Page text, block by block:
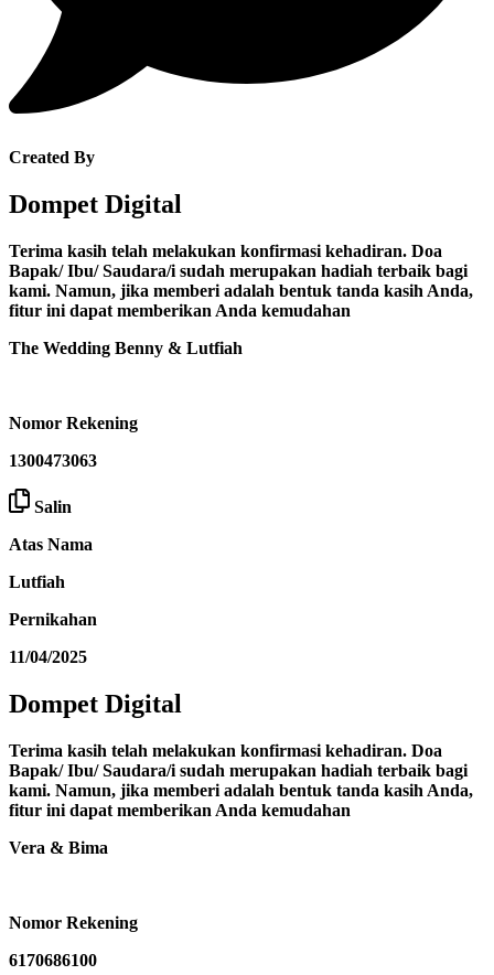
Created By
Dompet Digital
Terima kasih telah melakukan konfirmasi kehadiran. Doa
Bapak/ Ibu/ Saudara/i sudah merupakan hadiah terbaik bagi
kami. Namun, jika memberi adalah bentuk tanda kasih Anda,
fitur ini dapat memberikan Anda kemudahan
The Wedding Benny & Lutfiah
Nomor Rekening
1300473063
Salin
Atas Nama
Lutfiah
Pernikahan
11/04/2025
Dompet Digital
Terima kasih telah melakukan konfirmasi kehadiran. Doa
Bapak/ Ibu/ Saudara/i sudah merupakan hadiah terbaik bagi
kami. Namun, jika memberi adalah bentuk tanda kasih Anda,
fitur ini dapat memberikan Anda kemudahan
Vera & Bima
Nomor Rekening
6170686100